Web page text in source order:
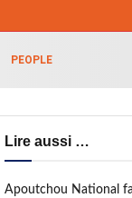
PEOPLE
Lire aussi …
Apoutchou National